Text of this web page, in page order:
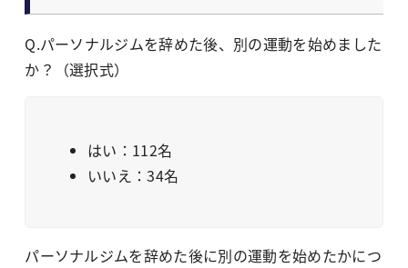
Q.パーソナルジムを辞めた後、別の運動を始めました
か？（選択式）
はい：112名
いいえ：34名
パーソナルジムを辞めた後に別の運動を始めたかにつ